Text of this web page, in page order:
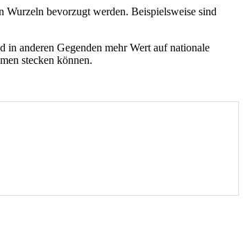
bevorzugt werden. Beispielsweise sind
anderen Gegenden mehr Wert auf nationale
stecken können.